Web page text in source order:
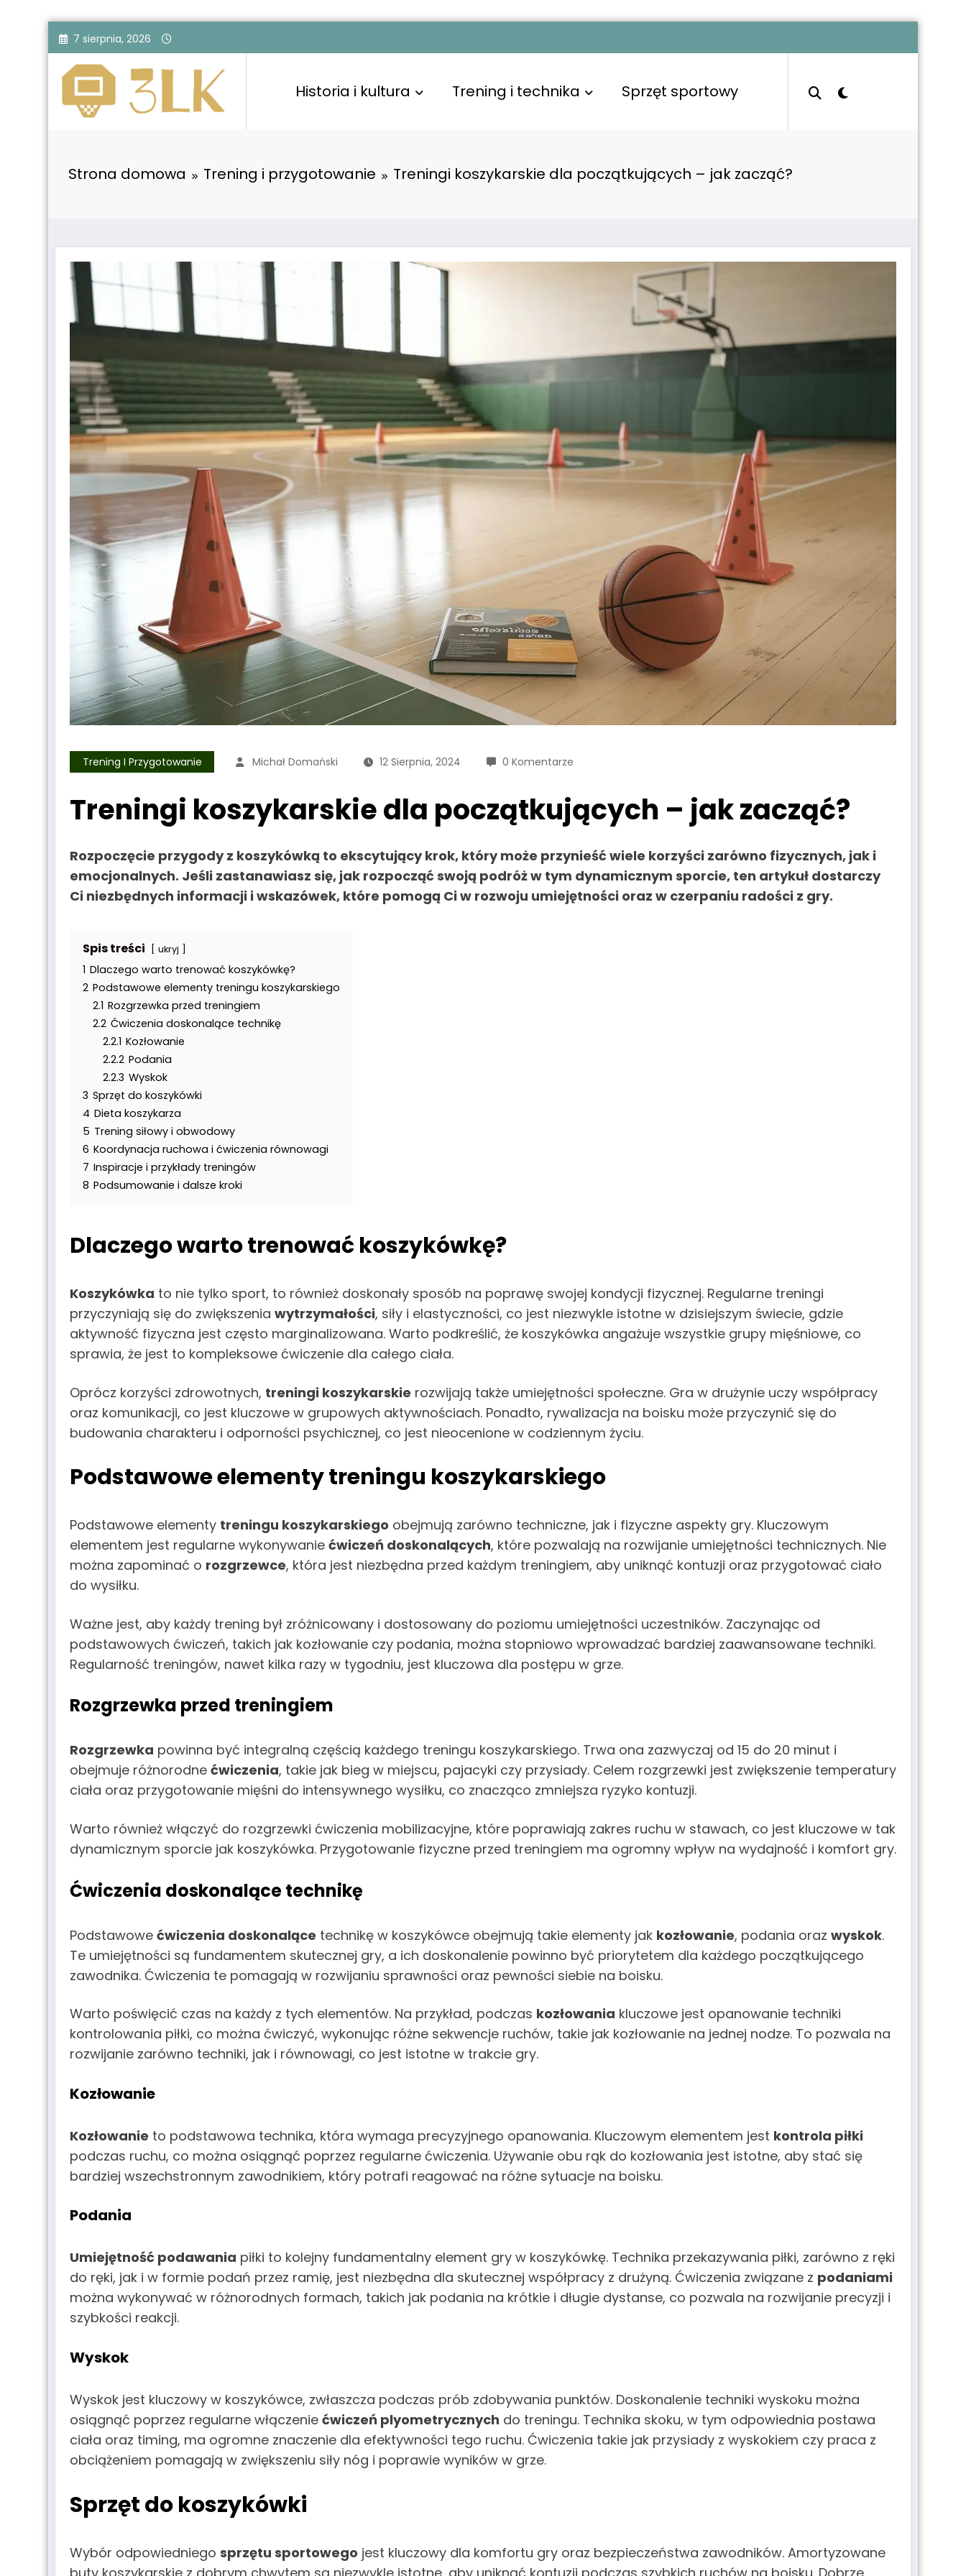
Przejdź
do
treści
7 sierpnia, 2026
Historia i kultura Trening i technika Sprzęt sportowy
Strona domowa Trening i przygotowanie Treningi koszykarskie dla początkujących – jak zacząć?
Trening I Przygotowanie Michał Domański 12 Sierpnia, 2024 0 Komentarze
Treningi koszykarskie dla początkujących – jak zacząć?
Rozpoczęcie przygody z koszykówką to ekscytujący krok, który może przynieść wiele korzyści zarówno fizycznych, jak i
emocjonalnych. Jeśli zastanawiasz się, jak rozpocząć swoją podróż w tym dynamicznym sporcie, ten artykuł dostarczy
Ci niezbędnych informacji i wskazówek, które pomogą Ci w rozwoju umiejętności oraz w czerpaniu radości z gry.
Spis treści ukryj
1 Dlaczego warto trenować koszykówkę?
2 Podstawowe elementy treningu koszykarskiego
2.1 Rozgrzewka przed treningiem
2.2 Ćwiczenia doskonalące technikę
2.2.1 Kozłowanie
2.2.2 Podania
2.2.3 Wyskok
3 Sprzęt do koszykówki
4 Dieta koszykarza
5 Trening siłowy i obwodowy
6 Koordynacja ruchowa i ćwiczenia równowagi
7 Inspiracje i przykłady treningów
8 Podsumowanie i dalsze kroki
Dlaczego warto trenować koszykówkę?
Koszykówka to nie tylko sport, to również doskonały sposób na poprawę swojej kondycji fizycznej. Regularne treningi
przyczyniają się do zwiększenia wytrzymałości, siły i elastyczności, co jest niezwykle istotne w dzisiejszym świecie, gdzie
aktywność fizyczna jest często marginalizowana. Warto podkreślić, że koszykówka angażuje wszystkie grupy mięśniowe, co
sprawia, że jest to kompleksowe ćwiczenie dla całego ciała.
Oprócz korzyści zdrowotnych, treningi koszykarskie rozwijają także umiejętności społeczne. Gra w drużynie uczy współpracy
oraz komunikacji, co jest kluczowe w grupowych aktywnościach. Ponadto, rywalizacja na boisku może przyczynić się do
budowania charakteru i odporności psychicznej, co jest nieocenione w codziennym życiu.
Podstawowe elementy treningu koszykarskiego
Podstawowe elementy treningu koszykarskiego obejmują zarówno techniczne, jak i fizyczne aspekty gry. Kluczowym
elementem jest regularne wykonywanie ćwiczeń doskonalących, które pozwalają na rozwijanie umiejętności technicznych. Nie
można zapominać o rozgrzewce, która jest niezbędna przed każdym treningiem, aby uniknąć kontuzji oraz przygotować ciało
do wysiłku.
Ważne jest, aby każdy trening był zróżnicowany i dostosowany do poziomu umiejętności uczestników. Zaczynając od
podstawowych ćwiczeń, takich jak kozłowanie czy podania, można stopniowo wprowadzać bardziej zaawansowane techniki.
Regularność treningów, nawet kilka razy w tygodniu, jest kluczowa dla postępu w grze.
Rozgrzewka przed treningiem
Rozgrzewka powinna być integralną częścią każdego treningu koszykarskiego. Trwa ona zazwyczaj od 15 do 20 minut i
obejmuje różnorodne ćwiczenia, takie jak bieg w miejscu, pajacyki czy przysiady. Celem rozgrzewki jest zwiększenie temperatury
ciała oraz przygotowanie mięśni do intensywnego wysiłku, co znacząco zmniejsza ryzyko kontuzji.
Warto również włączyć do rozgrzewki ćwiczenia mobilizacyjne, które poprawiają zakres ruchu w stawach, co jest kluczowe w tak
dynamicznym sporcie jak koszykówka. Przygotowanie fizyczne przed treningiem ma ogromny wpływ na wydajność i komfort gry.
Ćwiczenia doskonalące technikę
Podstawowe ćwiczenia doskonalące technikę w koszykówce obejmują takie elementy jak kozłowanie, podania oraz wyskok.
Te umiejętności są fundamentem skutecznej gry, a ich doskonalenie powinno być priorytetem dla każdego początkującego
zawodnika. Ćwiczenia te pomagają w rozwijaniu sprawności oraz pewności siebie na boisku.
Warto poświęcić czas na każdy z tych elementów. Na przykład, podczas kozłowania kluczowe jest opanowanie techniki
kontrolowania piłki, co można ćwiczyć, wykonując różne sekwencje ruchów, takie jak kozłowanie na jednej nodze. To pozwala na
rozwijanie zarówno techniki, jak i równowagi, co jest istotne w trakcie gry.
Kozłowanie
Kozłowanie to podstawowa technika, która wymaga precyzyjnego opanowania. Kluczowym elementem jest kontrola piłki
podczas ruchu, co można osiągnąć poprzez regularne ćwiczenia. Używanie obu rąk do kozłowania jest istotne, aby stać się
bardziej wszechstronnym zawodnikiem, który potrafi reagować na różne sytuacje na boisku.
Podania
Umiejętność podawania piłki to kolejny fundamentalny element gry w koszykówkę. Technika przekazywania piłki, zarówno z ręki
do ręki, jak i w formie podań przez ramię, jest niezbędna dla skutecznej współpracy z drużyną. Ćwiczenia związane z podaniami
można wykonywać w różnorodnych formach, takich jak podania na krótkie i długie dystanse, co pozwala na rozwijanie precyzji i
szybkości reakcji.
Wyskok
Wyskok jest kluczowy w koszykówce, zwłaszcza podczas prób zdobywania punktów. Doskonalenie techniki wyskoku można
osiągnąć poprzez regularne włączenie ćwiczeń plyometrycznych do treningu. Technika skoku, w tym odpowiednia postawa
ciała oraz timing, ma ogromne znaczenie dla efektywności tego ruchu. Ćwiczenia takie jak przysiady z wyskokiem czy praca z
obciążeniem pomagają w zwiększeniu siły nóg i poprawie wyników w grze.
Sprzęt do koszykówki
Wybór odpowiedniego sprzętu sportowego jest kluczowy dla komfortu gry oraz bezpieczeństwa zawodników. Amortyzowane